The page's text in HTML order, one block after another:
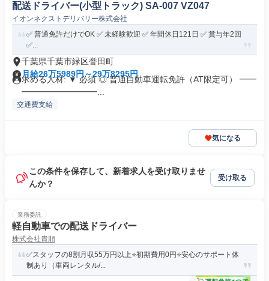
配送ドライバー(小型トラック) SA-007 VZ047
イオンネクストデリバリー株式会社
✅️ 普通免許だけでOK ✅️ 未経験歓迎 ✅️ 年間休日121日 ✅️ 賞与年2回
✅️...
千葉県千葉市緑区誉田町
月給26万5989円～29万8295円
求める人材: ▼ 必須 ◎ 普通自動車運転免許（AT限定可） ━━
━━━━━━━━━...
交通費支給
気になる
この条件を保存して、新着求人を受け取りませ
んか？
受け取る
業務委託
軽自動車での配送ドライバー
株式会社貴順
✅スタッフの8割月収55万円以上⭐️初期費用0円⭐️安心のサポート体
制あり（車両レンタル/...